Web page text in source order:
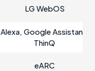
LG WebOS
Alexa, Google Assistant,
ThinQ
eARC